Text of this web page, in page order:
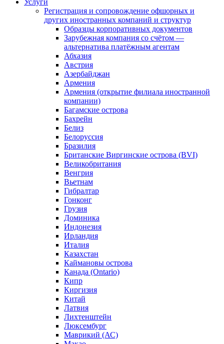
Услуги
Регистрация и сопровождение офшорных и
других иностранных компаний и структур
Образцы корпоративных документов
Зарубежная компания со счётом —
альтернатива платёжным агентам
Абхазия
Австрия
Азербайджан
Армения
Армения (открытие филиала иностранной
компании)
Багамские острова
Бахрейн
Белиз
Белоруссия
Бразилия
Британские Виргинские острова (BVI)
Великобритания
Венгрия
Вьетнам
Гибралтар
Гонконг
Грузия
Доминика
Индонезия
Ирландия
Италия
Казахстан
Каймановы острова
Канада (Ontario)
Кипр
Киргизия
Китай
Латвия
Лихтенштейн
Люксембург
Маврикий (АС)